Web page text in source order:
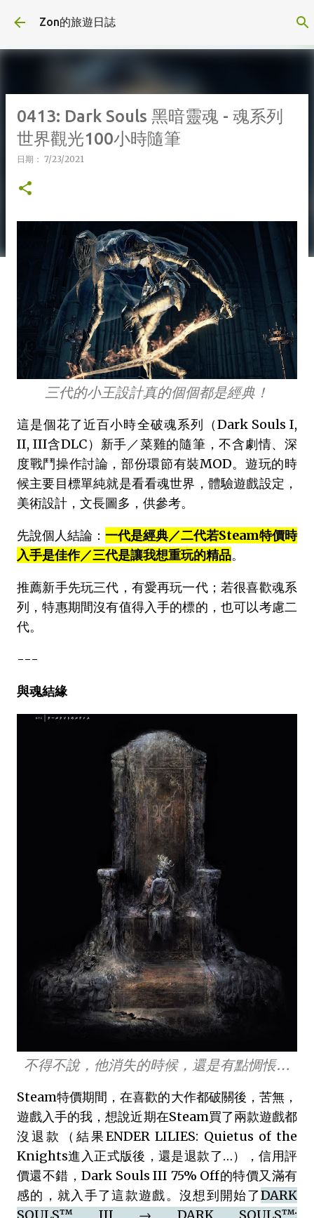
Zon的旅遊日誌
0413: Dark Souls 黑暗靈魂 - 魂系列
世界觀光100小時隨筆
日期： 7/23/2021
三代的小王設計真的個個都是經典！
這是個花了近百小時全破魂系列（Dark Souls I,
II, III含DLC）新手／菜雞的隨筆，不含劇情、深
度戰鬥操作討論，部份環節有裝MOD。遊玩的時
候主要目標單純就是看看魂世界，體驗遊戲設定，
美術設計，文長圖多，供參考。
先說個人結論： 一代是經典／二代若Steam特價時
入手是佳作／三代是讓我想重玩的精品。
推薦新手先玩三代，有愛再玩一代；若很喜歡魂系
列，特惠期間沒有值得入手的標的，也可以考慮二
代。
---
與魂結緣
不得不說，他消失的時候，還是有點惆悵…
Steam特價期間，在喜歡的大作都破關後，苦無，
遊戲入手的我，想說近期在Steam買了兩款遊戲都
沒退款（結果ENDER LILIES: Quietus of the
Knights進入正式版後，還是退款了…），信用評
價還不錯，Dark Souls III 75% Off的特價又滿有
感的，就入手了這款遊戲。沒想到開始了DARK